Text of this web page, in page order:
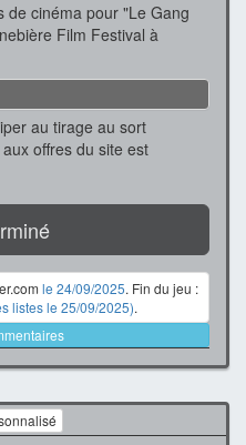
de cinéma pour "Le Gang
Film Festival à
au tirage au sort
offres du site est
le 24/09/2025. Fin du jeu :
listes le 25/09/2025).